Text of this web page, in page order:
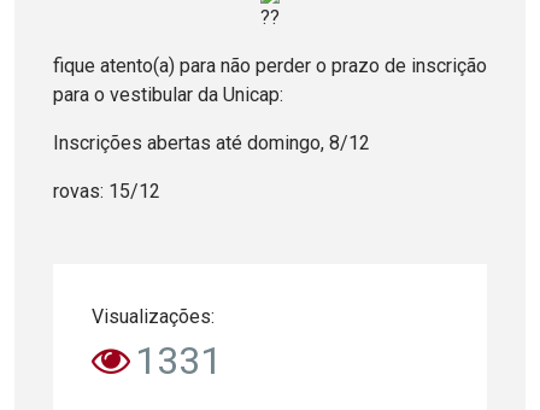
fique atento(a) para não perder o prazo de inscrição
para o vestibular da Unicap:
Inscrições abertas até domingo, 8/12
rovas: 15/12
Visualizações:
1331